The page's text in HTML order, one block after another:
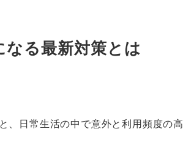
る最新対策とは
、日常生活の中で意外と利用頻度の高